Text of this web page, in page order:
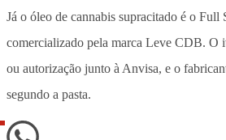
Já o óleo de cannabis supracitado é o
comercializado pela marca Leve CDB. O
ou autorização junto à Anvisa, e o
segundo a pasta.